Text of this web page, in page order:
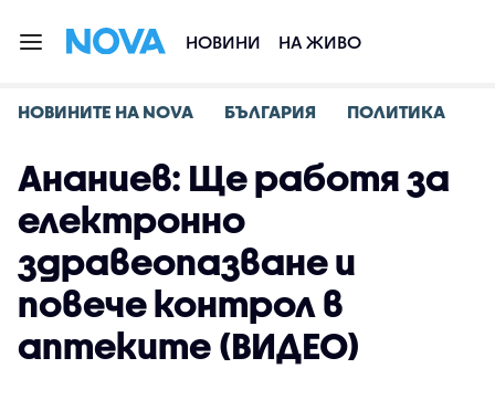
НОВИНИ НА ЖИВО
НОВИНИТЕ НА NOVA БЪЛГАРИЯ ПОЛИТИКА
Ананиев: Ще работя за
електронно
здравеопазване и
повече контрол в
аптеките (ВИДЕО)